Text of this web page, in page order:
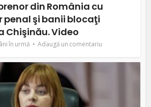
din România cu
penal şi banii blocaţi
Chişinău. Video
în urmă Adaugă un comentariu